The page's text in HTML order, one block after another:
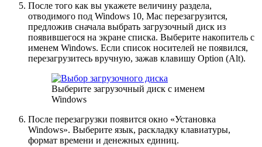
После того как вы укажете величину раздела,
отводимого под Windows 10, Mac перезагрузится,
предложив сначала выбрать загрузочный диск из
появившегося на экране списка. Выберите накопитель с
именем Windows. Если список носителей не появился,
перезагрузитесь вручную, зажав клавишу Option (Alt).
Выберите загрузочный диск с именем
Windows
После перезагрузки появится окно «Установка
Windows». Выберите язык, раскладку клавиатуры,
формат времени и денежных единиц.